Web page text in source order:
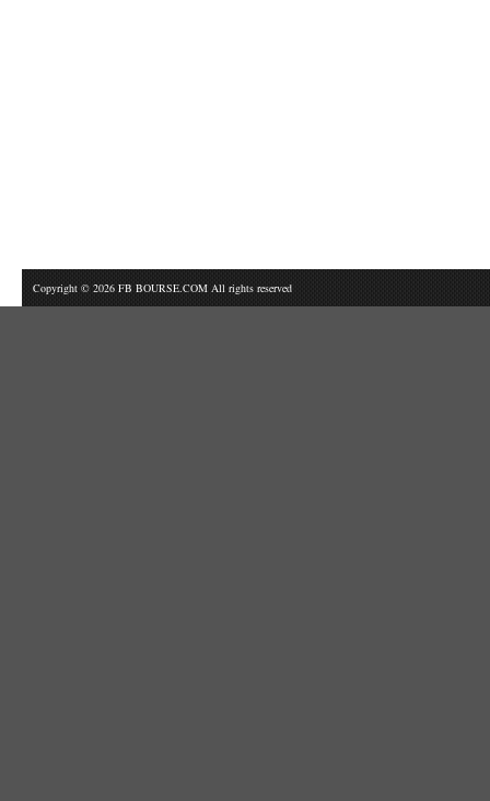
Copyright © 2026 FB BOURSE.COM All rights reserved